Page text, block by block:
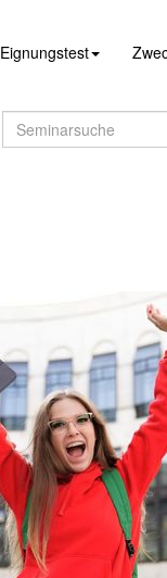
Eignungstest